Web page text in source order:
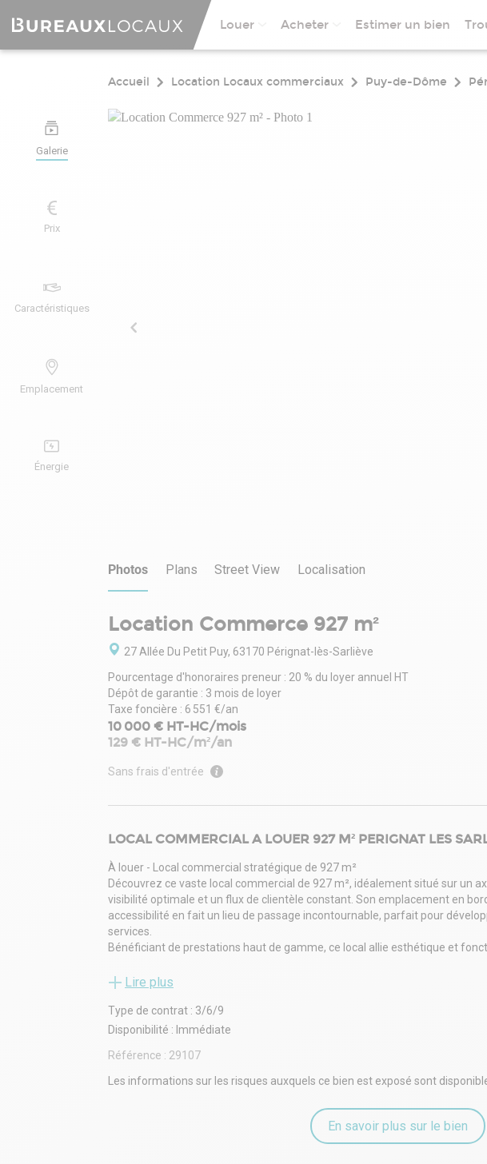
Louer Acheter Estimer un bien
Galerie
Prix
Caractéristiques
Emplacement
Énergie
Accueil Location Locaux commerciaux Puy-de-Dôme
Photos Plans Street View Localisation
Location Commerce 927 m²
27 Allée Du Petit Puy, 63170 Pérignat-lès-Sarliève
Pourcentage d'honoraires preneur : 20 % du loyer annuel HT
Dépôt de garantie : 3 mois de loyer
Taxe foncière : 6 551 €/an
10 000 € HT-HC/mois
129 € HT-HC/m²/an
Sans frais d'entrée
LOCAL COMMERCIAL A LOUER 927 M² PERIGNAT LES
À louer - Local commercial stratégique de 927 m²
Découvrez ce vaste local commercial de 927 m², idéalement situé sur un
visibilité optimale et un flux de clientèle constant. Son emplacement en
accessibilité en fait un lieu de passage incontournable, parfait pour
services.
Bénéficiant de prestations haut de gamme, ce local allie esthétique et
parking privatif de 40 places
- Climatisation réversible
- Etablissement recevant du public
- Porte sectionnelle :
- Informations ERRIAL :
- Risque technologique / minier / naturel :
Lire plus
Type de contrat : 3/6/9
Disponibilité : Immédiate
Référence : 29107
Les informations sur les risques auxquels ce bien est exposé sont
En savoir plus sur le bien